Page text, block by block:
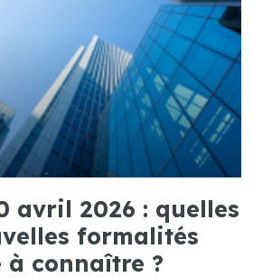
avril 2026 : quelles
formalités
à connaître ?